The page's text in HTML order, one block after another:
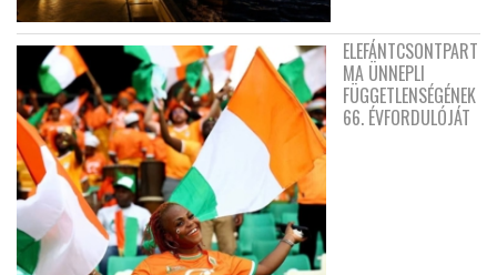
ELEFÁNTCSONTPART
MA ÜNNEPLI
FÜGGETLENSÉGÉNEK
66. ÉVFORDULÓJÁT